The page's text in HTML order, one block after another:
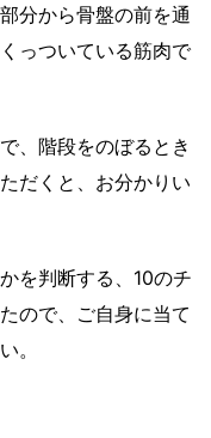
分から骨盤の前を通
っついている筋肉で
、階段をのぼるとき
だくと、お分かりい
を判断する、10のチ
ので、ご自身に当て
。